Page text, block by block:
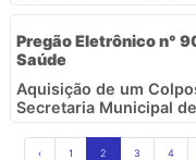
Pregão Eletrônico n°
Saúde
Aquisição de um
Secretaria Municipal
‹ 1 2 3 4